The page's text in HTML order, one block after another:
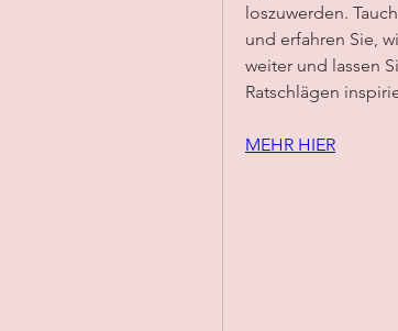
loszuwerden.
und erfahren Sie,
weiter und lassen
Ratschlägen
MEHR HIER